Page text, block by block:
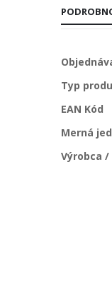
Viac
Typ
EAN Kód
Merná
Výrobca /